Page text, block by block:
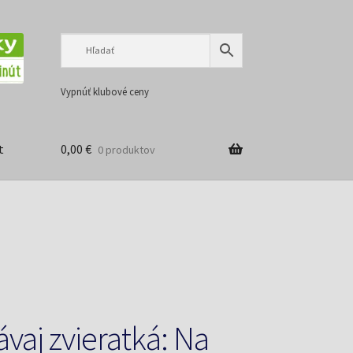
Vypnúť klubové ceny
0,00 € 0 produktov
zvieratká: Na